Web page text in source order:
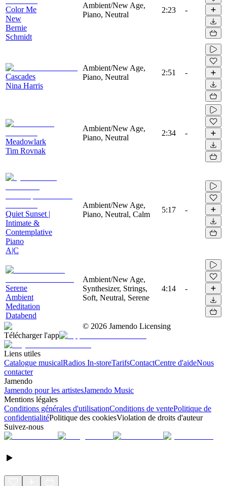
Color Me
New
Bernie
Schmidt
Ambient/New Age,
Piano, Neutral
2:23 -
Cascades
Nina Harris
Ambient/New Age,
Piano, Neutral
2:51 -
Meadowlark
Tim Rovnak
Ambient/New Age,
Piano, Neutral
2:34 -
Quiet Sunset |
Intimate &
Contemplative
Piano
A|C
Ambient/New Age,
Piano, Neutral, Calm
5:17 -
Serene
Ambient
Meditation
Databend
Ambient/New Age,
Synthesizer, Strings,
Soft, Neutral, Serene
4:14 -
© 2026 Jamendo Licensing
Télécharger l'app
Liens utiles
Catalogue musicalRadios In-storeTarifsContactCentre d'aideNous
contacter
Jamendo
Jamendo pour les artistesJamendo Music
Mentions légales
Conditions générales d'utilisationConditions de ventePolitique de
confidentialitéPolitique des cookiesViolation de droits d'auteur
Suivez-nous